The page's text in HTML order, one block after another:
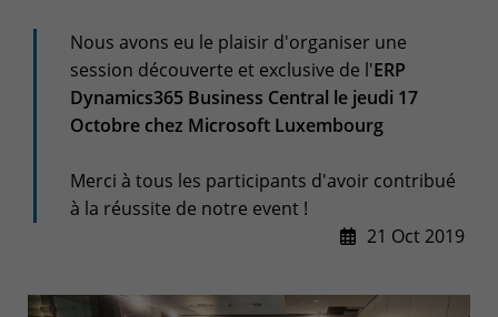
Billing service
invoice-cpld@keyes.eu
CONTACT & ACCESS MAP
Nous avons eu le plaisir d'organiser une
session découverte et exclusive de l'ERP
Dynamics365 Business Central le jeudi 17
Octobre chez Microsoft Luxembourg
Merci à tous les participants d'avoir contribué
à la réussite de notre event !
21 Oct 2019